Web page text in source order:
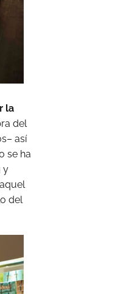
la
del
así
se ha
y
del